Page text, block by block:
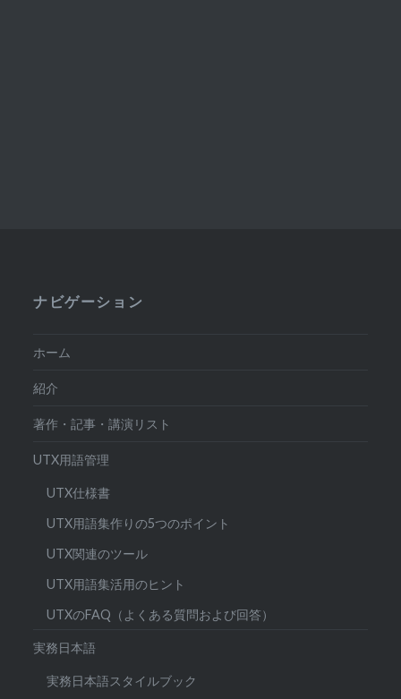
ナビゲーション
ホーム
紹介
著作・記事・講演リスト
UTX用語管理
UTX仕様書
UTX用語集作りの5つのポイント
UTX関連のツール
UTX用語集活用のヒント
UTXのFAQ（よくある質問および回答）
実務日本語
実務日本語スタイルブック